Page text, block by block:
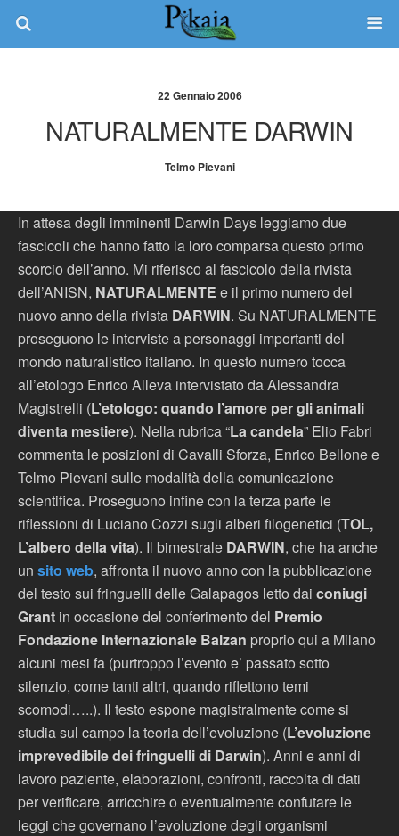
22 Gennaio 2006
NATURALMENTE DARWIN
Telmo Pievani
In attesa degli imminenti Darwin Days leggiamo due
fascicoli che hanno fatto la loro comparsa questo primo
scorcio dell’anno. Mi riferisco al fascicolo della rivista
dell’ANISN, NATURALMENTE e il primo numero del
nuovo anno della rivista DARWIN. Su NATURALMENTE
proseguono le interviste a personaggi importanti del
mondo naturalistico italiano. In questo numero tocca
all’etologo Enrico Alleva intervistato da Alessandra
Magistrelli (L’etologo: quando l’amore per gli animali
diventa mestiere). Nella rubrica “La candela” Elio Fabri
commenta le posizioni di Cavalli Sforza, Enrico Bellone e
Telmo Pievani sulle modalità della comunicazione
scientifica. Proseguono infine con la terza parte le
riflessioni di Luciano Cozzi sugli alberi filogenetici (TOL,
L’albero della vita). Il bimestrale DARWIN, che ha anche
un sito web, affronta il nuovo anno con la pubblicazione
del testo sui fringuelli delle Galapagos letto dai coniugi
Grant in occasione del conferimento del Premio
Fondazione Internazionale Balzan proprio qui a Milano
alcuni mesi fa (purtroppo l’evento e’ passato sotto
silenzio, come tanti altri, quando riflettono temi
scomodi…..). Il testo espone magistralmente come si
studia sul campo la teoria dell’evoluzione (L’evoluzione
imprevedibile dei fringuelli di Darwin). Anni e anni di
lavoro paziente, elaborazioni, confronti, raccolta di dati
per verificare, arricchire o eventualmente confutare le
leggi che governano l’evoluzione degli organismi